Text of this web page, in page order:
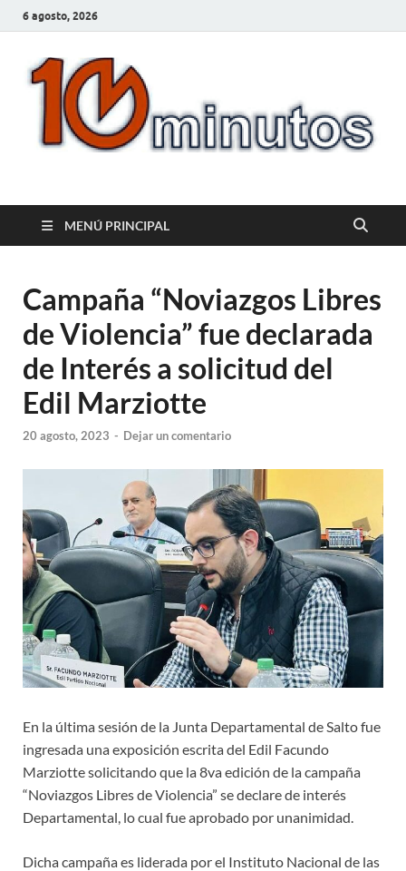
6 agosto, 2026
10minutos.com.uy
MENÚ PRINCIPAL
Campaña “Noviazgos Libres
de Violencia” fue declarada
de Interés a solicitud del
Edil Marziotte
20 agosto, 2023 - Dejar un comentario
En la última sesión de la Junta Departamental de Salto fue
ingresada una exposición escrita del Edil Facundo
Marziotte solicitando que la 8va edición de la campaña
“Noviazgos Libres de Violencia” se declare de interés
Departamental, lo cual fue aprobado por unanimidad.
Dicha campaña es liderada por el Instituto Nacional de las